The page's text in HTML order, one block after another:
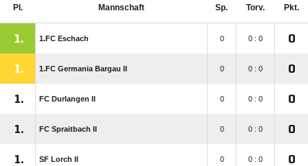
Pl. Mannschaft Sp. Torv. Pkt.
1. 1.FC Eschach 0 0 : 0 0
1. 1.FC Germania Bargau II 0 0 : 0 0
1. FC Durlangen II 0 0 : 0 0
1. FC Spraitbach II 0 0 : 0 0
1. SF Lorch II 0 0 : 0 0